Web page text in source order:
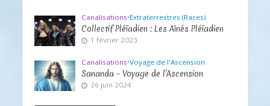
Canalisations•Extraterrestres (Races)
Collectif Pléïadien : Les Aînés Pléïadien
1 février 2023
Canalisations•Voyage de l'Ascension
Sananda – Voyage de l’Ascension
26 juin 2024